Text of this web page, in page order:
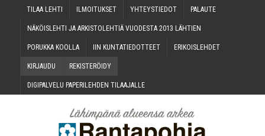
TILAA LEH­TI ILMOI­TUK­SET YHTEYS­TIE­DOT PALAU­TE
NÄKÖIS­LEH­TI JA ARKIS­TO­LEH­TIÄ VUO­DES­TA 2013 LÄHTIEN
PORUK­KA KOOLLA IIN KUN­TA­TIE­DOT­TEET ERI­KOIS­LEH­DET
KIR­JAU­DU REKIS­TE­RÖI­DY
DIGI­PAL­VE­LU PAPE­RI­LEH­DEN TILAAJALLE